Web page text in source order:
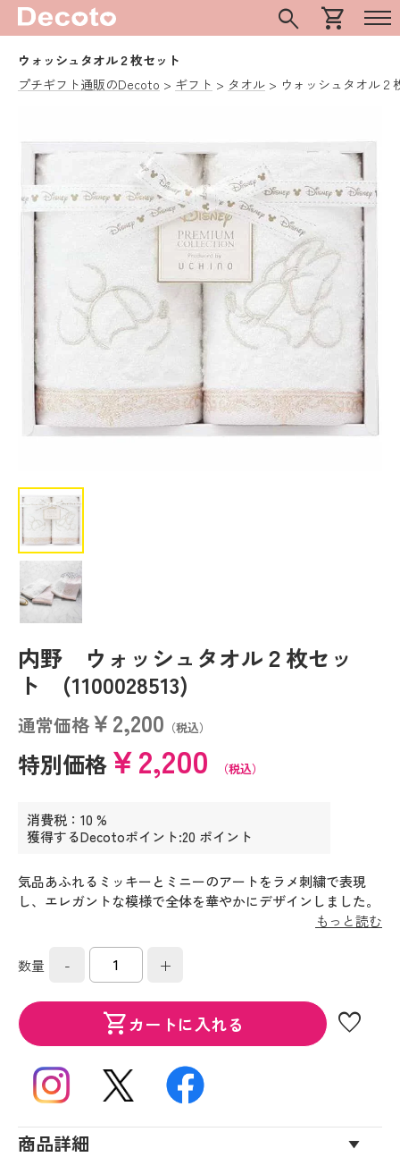
search shopping_cart
ウォッシュタオル２枚セット
プチギフト通販のDecoto
ギフト タオル ウォッシュタオル２
内野 ウォッシュタオル２枚セッ
ト (1100028513)
通常価格￥2,200 （税込）
特別価格￥2,200 （税込）
消費税：10 %
獲得するDecotoポイント:20 ポイント
気品あふれるミッキーとミニーのアートをラメ刺繍で表現
し、エレガントな模様で全体を華やかにデザインしました。
誰にでも愛されるカラー展開で詰め合わせたプレミアムギフ
もっと読む
数量 - +
shopping_cartカートに入れる favorite
商品詳細